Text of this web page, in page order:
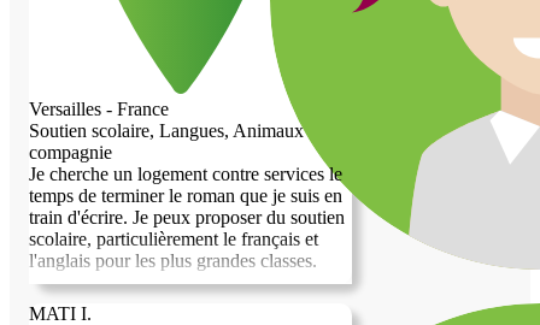
Versailles - France
Soutien scolaire, Langues, Animaux de
compagnie
Je cherche un logement contre services le
temps de terminer le roman que je suis en
train d'écrire. Je peux proposer du soutien
scolaire, particulièrement le français et
l'anglais pour les plus grandes classes.
MATI I.